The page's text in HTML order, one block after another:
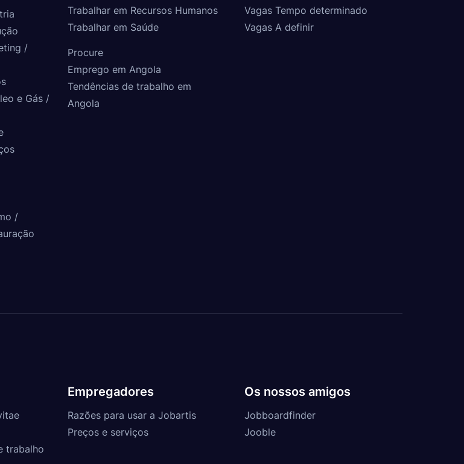
/
e Gás /
/
Trabalhar em Recursos Humanos
Trabalhar em Saúde
Vagas Tempo determinado
Vagas A definir
Procure
Emprego em Angola
Tendências de trabalho em
Angola
trabalho
Empregadores
Razões para usar a Jobartis
Preços e serviços
Os nossos amigos
Jobboardfinder
Jooble